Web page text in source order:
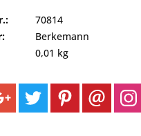
70814
Berkemann
0,01 kg